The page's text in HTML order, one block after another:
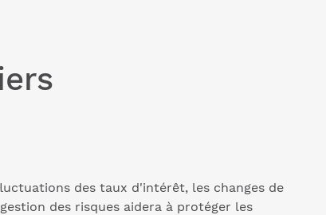
des taux d'intérêt, les changes de
des risques aidera à protéger les